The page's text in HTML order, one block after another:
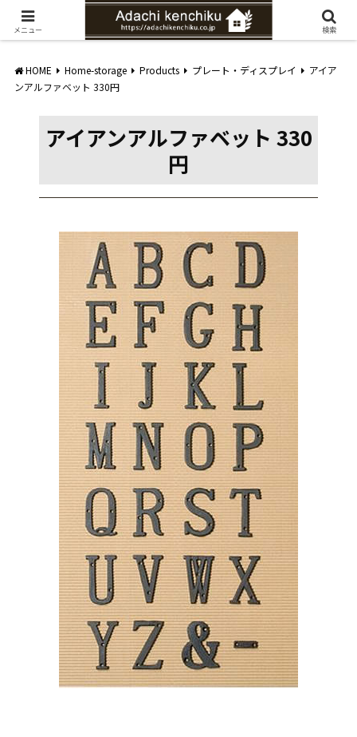
愛知県みよし市の工務店。自然素材を使ったナチュラルな家づくりをご提案
HOME Home-storage Products プレート・ディスプレイ
アイア
ンアルファベット 330円
アイアンアルファベット 330
円
メニュー 検索